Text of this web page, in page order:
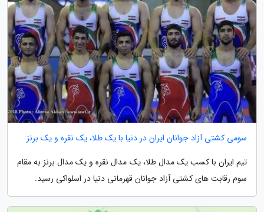
سومی کشتی آزاد جوانان ایران در دنیا با یک طلا، یک نقره و یک برنز
تیم ایران با کسب یک مدال طلا، یک مدال نقره و یک مدال برنز به مقام
سوم رقابت های کشتی آزاد جوانان قهرمانی دنیا در اسلواکی رسید.